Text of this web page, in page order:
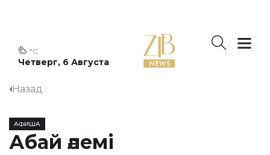
Четверг, 6 Августа
°C
Назад
АФИША
Абай әлемі